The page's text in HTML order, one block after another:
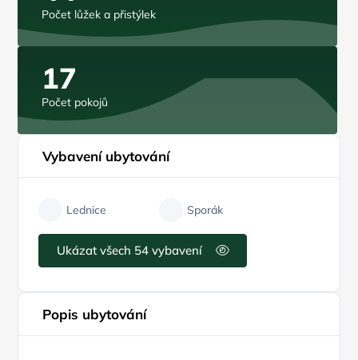
Počet lůžek a přistýlek
17
Počet pokojů
Vybavení ubytování
Lednice Sporák
Ukázat všech 54 vybavení
Popis ubytování